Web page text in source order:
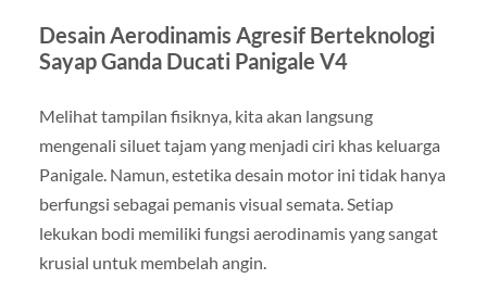
Desain Aerodinamis Agresif Berteknologi
Sayap Ganda Ducati Panigale V4
Melihat tampilan fisiknya, kita akan langsung
mengenali siluet tajam yang menjadi ciri khas keluarga
Panigale. Namun, estetika desain motor ini tidak hanya
berfungsi sebagai pemanis visual semata. Setiap
lekukan bodi memiliki fungsi aerodinamis yang sangat
krusial untuk membelah angin.